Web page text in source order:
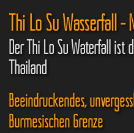
Thi Lo Su Wasserfall -
Der Thi Lo Su Waterfall ist
Thailand
Beeindruckendes,
Burmesischen Grenze